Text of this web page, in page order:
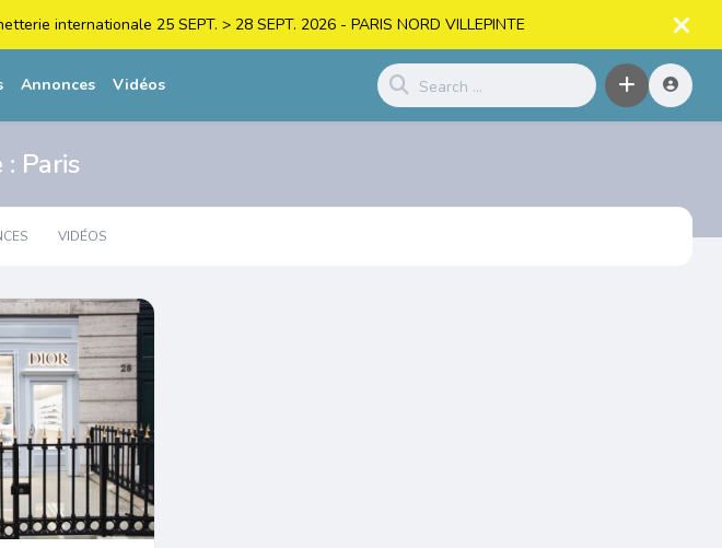
internationale 25 SEPT. > 28 SEPT. 2026 - PARIS NORD VILLEPINTE
Annonces Vidéos
: Paris
VIDÉOS